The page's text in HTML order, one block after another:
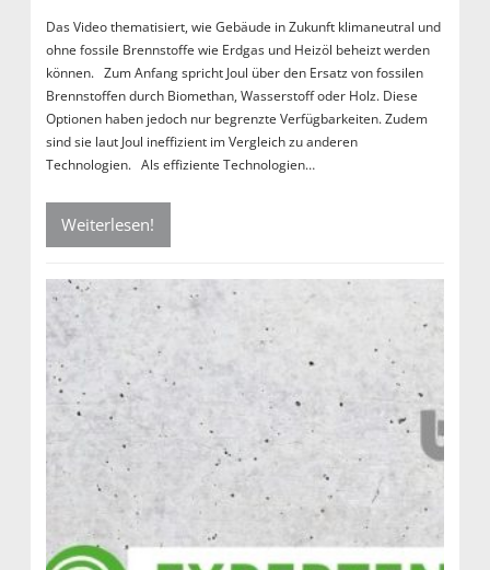
Das Video thematisiert, wie Gebäude in Zukunft klimaneutral und
ohne fossile Brennstoffe wie Erdgas und Heizöl beheizt werden
können. Zum Anfang spricht Joul über den Ersatz von fossilen
Brennstoffen durch Biomethan, Wasserstoff oder Holz. Diese
Optionen haben jedoch nur begrenzte Verfügbarkeiten. Zudem
sind sie laut Joul ineffizient im Vergleich zu anderen
Technologien. Als effiziente Technologien…
Weiterlesen!